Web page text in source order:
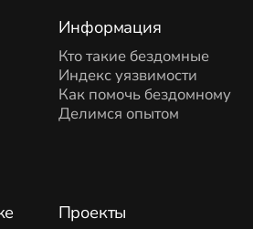
Проекты
Информация
Кто такие бездомные
Индекс уязвимости
Как помочь бездомному
Делимся опытом